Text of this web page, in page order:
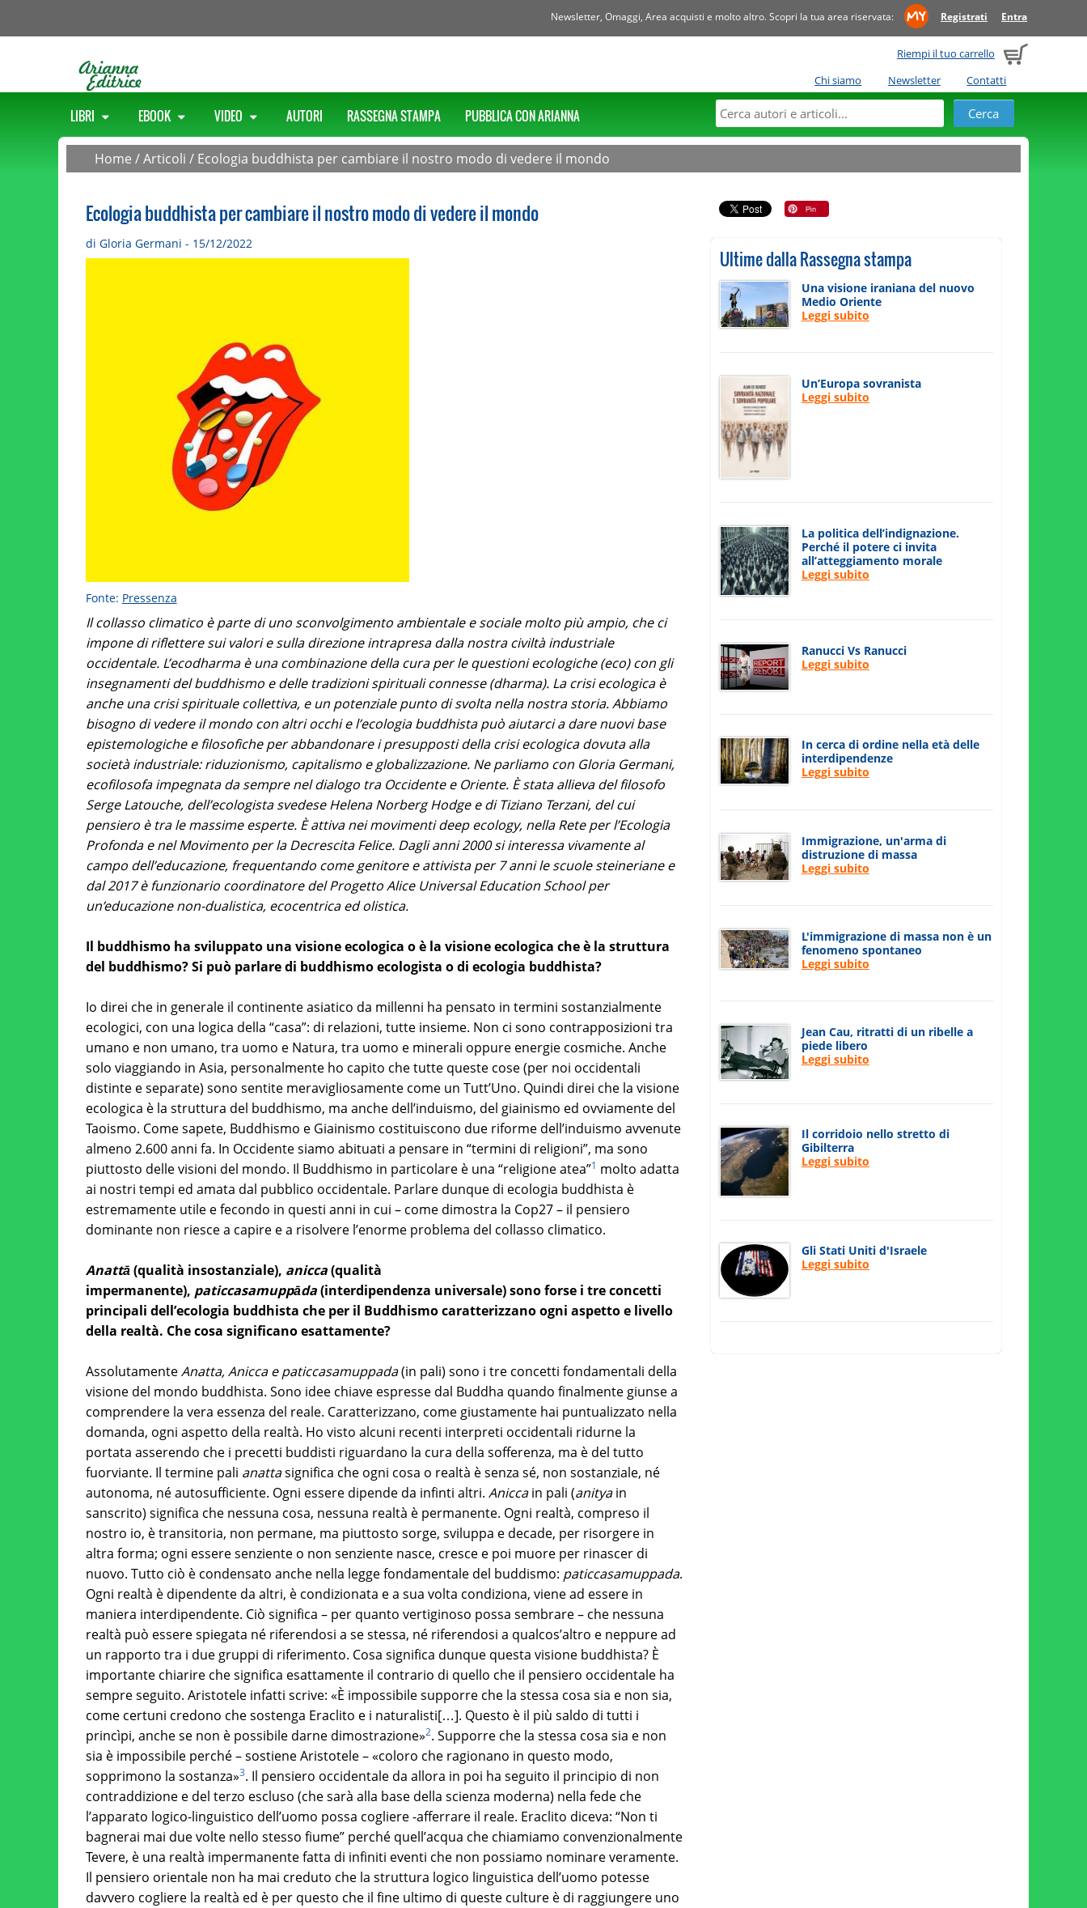
Newsletter, Omaggi, Area acquisti e molto altro. Scopri la tua area riservata: Registrati Entra
Riempi il tuo carrello
Chi siamo
Newsletter Contatti
LIBRI EBOOK VIDEO AUTORI RASSEGNA STAMPA PUBBLICA CON ARIANNA
Home /Articoli / Ecologia buddhista per cambiare il nostro modo di vedere il mondo
Ecologia buddhista per cambiare il nostro modo di vedere il mondo
di Gloria Germani - 15/12/2022
Fonte: Pressenza
Il collasso climatico è parte di uno sconvolgimento ambientale e sociale molto più ampio, che ci
impone di riflettere sui valori e sulla direzione intrapresa dalla nostra civiltà industriale
occidentale. L’ecodharma è una combinazione della cura per le questioni ecologiche (eco) con gli
insegnamenti del buddhismo e delle tradizioni spirituali connesse (dharma). La crisi ecologica è
anche una crisi spirituale collettiva, e un potenziale punto di svolta nella nostra storia. Abbiamo
bisogno di vedere il mondo con altri occhi e l’ecologia buddhista può aiutarci a dare nuovi base
epistemologiche e filosofiche per abbandonare i presupposti della crisi ecologica dovuta alla
società industriale: riduzionismo, capitalismo e globalizzazione. Ne parliamo con Gloria Germani,
ecofilosofa impegnata da sempre nel dialogo tra Occidente e Oriente. È stata allieva del filosofo
Serge Latouche, dell’ecologista svedese Helena Norberg Hodge e di Tiziano Terzani, del cui
pensiero è tra le massime esperte. È attiva nei movimenti deep ecology, nella Rete per l’Ecologia
Profonda e nel Movimento per la Decrescita Felice. Dagli anni 2000 si interessa vivamente al
campo dell’educazione, frequentando come genitore e attivista per 7 anni le scuole steineriane e
dal 2017 è funzionario coordinatore del Progetto Alice Universal Education School per
un’educazione non-dualistica, ecocentrica ed olistica.
Il buddhismo ha sviluppato una visione ecologica o è la visione ecologica che è la struttura
del buddhismo? Si può parlare di buddhismo ecologista o di ecologia buddhista?
Io direi che in generale il continente asiatico da millenni ha pensato in termini sostanzialmente
ecologici, con una logica della “casa”: di relazioni, tutte insieme. Non ci sono contrapposizioni tra
umano e non umano, tra uomo e Natura, tra uomo e minerali oppure energie cosmiche. Anche
solo viaggiando in Asia, personalmente ho capito che tutte queste cose (per noi occidentali
distinte e separate) sono sentite meravigliosamente come un Tutt’Uno. Quindi direi che la visione
ecologica è la struttura del buddhismo, ma anche dell’induismo, del giainismo ed ovviamente del
Taoismo. Come sapete, Buddhismo e Giainismo costituiscono due riforme dell’induismo avvenute
almeno 2.600 anni fa. In Occidente siamo abituati a pensare in “termini di religioni”, ma sono
piuttosto delle visioni del mondo. Il Buddhismo in particolare è una “religione atea”1 molto adatta
ai nostri tempi ed amata dal pubblico occidentale. Parlare dunque di ecologia buddhista è
estremamente utile e fecondo in questi anni in cui – come dimostra la Cop27 – il pensiero
dominante non riesce a capire e a risolvere l’enorme problema del collasso climatico.
Anattā (qualità insostanziale), anicca (qualità
impermanente), paticcasamuppāda (interdipendenza universale) sono forse i tre concetti
principali dell’ecologia buddhista che per il Buddhismo caratterizzano ogni aspetto e livello
della realtà. Che cosa significano esattamente?
Assolutamente Anatta, Anicca e paticcasamuppada (in pali) sono i tre concetti fondamentali della
visione del mondo buddhista. Sono idee chiave espresse dal Buddha quando finalmente giunse a
comprendere la vera essenza del reale. Caratterizzano, come giustamente hai puntualizzato nella
domanda, ogni aspetto della realtà. Ho visto alcuni recenti interpreti occidentali ridurne la
portata asserendo che i precetti buddisti riguardano la cura della sofferenza, ma è del tutto
fuorviante. Il termine pali anatta significa che ogni cosa o realtà è senza sé, non sostanziale, né
autonoma, né autosufficiente. Ogni essere dipende da infinti altri. Anicca in pali (anitya in
sanscrito) significa che nessuna cosa, nessuna realtà è permanente. Ogni realtà, compreso il
nostro io, è transitoria, non permane, ma piuttosto sorge, sviluppa e decade, per risorgere in
altra forma; ogni essere senziente o non senziente nasce, cresce e poi muore per rinascer di
nuovo. Tutto ciò è condensato anche nella legge fondamentale del buddismo: paticcasamuppada.
Ogni realtà è dipendente da altri, è condizionata e a sua volta condiziona, viene ad essere in
maniera interdipendente. Ciò significa – per quanto vertiginoso possa sembrare – che nessuna
realtà può essere spiegata né riferendosi a se stessa, né riferendosi a qualcos’altro e neppure ad
un rapporto tra i due gruppi di riferimento. Cosa significa dunque questa visione buddhista? È
importante chiarire che significa esattamente il contrario di quello che il pensiero occidentale ha
sempre seguito. Aristotele infatti scrive: «È impossibile supporre che la stessa cosa sia e non sia,
come certuni credono che sostenga Eraclito e i naturalisti[…]. Questo è il più saldo di tutti i
princìpi, anche se non è possibile darne dimostrazione»2. Supporre che la stessa cosa sia e non
sia è impossibile perché – sostiene Aristotele – «coloro che ragionano in questo modo,
sopprimono la sostanza»3. Il pensiero occidentale da allora in poi ha seguito il principio di non
contraddizione e del terzo escluso (che sarà alla base della scienza moderna) nella fede che
l’apparato logico-linguistico dell’uomo possa cogliere -afferrare il reale. Eraclito diceva: “Non ti
bagnerai mai due volte nello stesso fiume” perché quell’acqua che chiamiamo convenzionalmente
Tevere, è una realtà impermanente fatta di infiniti eventi che non possiamo nominare veramente.
Il pensiero orientale non ha mai creduto che la struttura logico linguistica dell’uomo potesse
davvero cogliere la realtà ed è per questo che il fine ultimo di queste culture è di raggiungere uno
Ultime dalla Rassegna stampa
Una visione iraniana del nuovo
Medio Oriente
Leggi subito
Un’Europa sovranista
Leggi subito
La politica dell’indignazione.
Perché il potere ci invita
all’atteggiamento morale
Leggi subito
Ranucci Vs Ranucci
Leggi subito
In cerca di ordine nella età delle
interdipendenze
Leggi subito
Immigrazione, un'arma di
distruzione di massa
Leggi subito
L'immigrazione di massa non è un
fenomeno spontaneo
Leggi subito
Jean Cau, ritratti di un ribelle a
piede libero
Leggi subito
Il corridoio nello stretto di
Gibilterra
Leggi subito
Gli Stati Uniti d'Israele
Leggi subito